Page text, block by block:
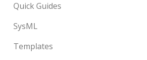
Quick Guides
SysML
Templates